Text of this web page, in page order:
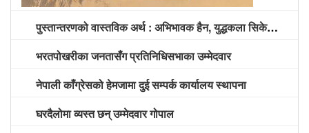
पुस्तान्तरणको वास्तविक अर्थ : अभिभावक हैन, युद्धकला सिकेको पुस्तालाई अग्रपंक्ति दिने समय
भरतपोखरीका जनतासँग प्रतिनिधिसभाका उम्मेदवार
नेपाली काँग्रेसको हेमजामा दुई सम्पर्क कार्यालय स्थापना
घरदैलोमा व्यस्त छन् उम्मेदवार गोपाल